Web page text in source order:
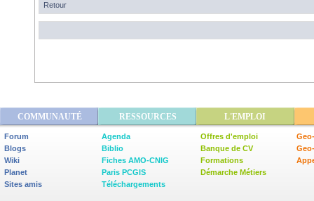
Retour
COMMUNAUTÉ RESSOURCES L'EMPLOI
Forum
Blogs
Wiki
Planet
Sites amis
Agenda
Biblio
Fiches AMO-CNIG
Paris PCGIS
Téléchargements
Offres d'emploi
Banque de CV
Formations
Démarche Métiers